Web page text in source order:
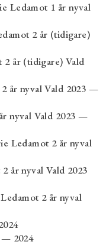
Ledamot 1 år nyval
2 år (tidigare)
2 år (tidigare) Vald
år nyval Vald 2023 —
nyval Vald 2023 —
Ledamot 2 år nyval
år nyval Vald 2023
2 år nyval
— 2024